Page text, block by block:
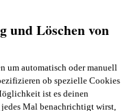
und Löschen von
um automatisch oder manuell
ob spezielle Cookies
ist es deinen
Mal benachrichtigt wirst,